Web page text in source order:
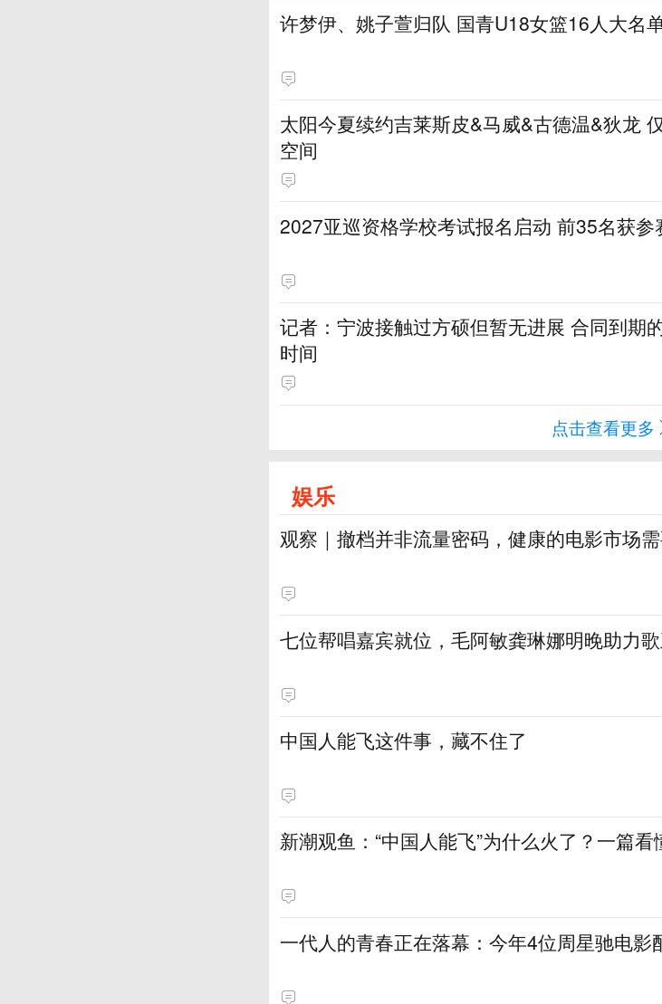
许梦伊、姚子萱归队 国青U18女篮16人大名
太阳今夏续约吉莱斯皮&马威&古德温&狄龙
空间
2027亚巡资格学校考试报名启动 前35名获参
记者：宁波接触过方硕但暂无进展 合同到期
时间
点击查看更多
娱乐
观察｜撤档并非流量密码，健康的电影市场
七位帮唱嘉宾就位，毛阿敏龚琳娜明晚助力
中国人能飞这件事，藏不住了
新潮观鱼：“中国人能飞”为什么火了？一篇看
一代人的青春正在落幕：今年4位周星驰电影